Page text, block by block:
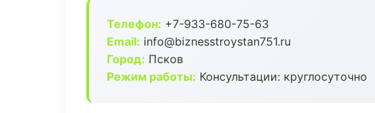
Телефон: +7-933-680-75-63
Email: info@biznesstroystan751.ru
Город: Псков
Режим работы: Консультации: круглосуточно